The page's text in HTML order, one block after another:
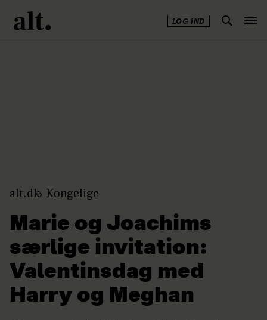
LOG IND
alt.dk Kongelige
Marie og Joachims
særlige invitation:
Valentinsdag med
Harry og Meghan